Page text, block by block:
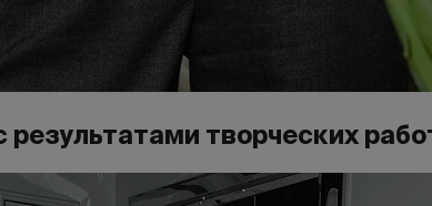
творческих